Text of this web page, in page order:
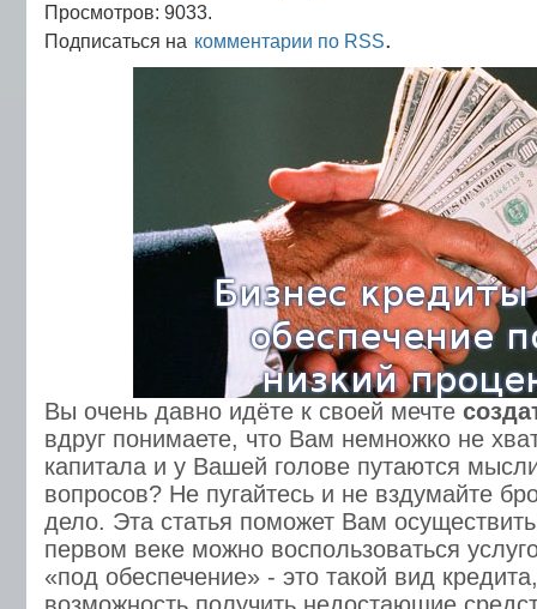
Просмотров: 9033.
Подписаться на комментарии по RSS.
Вы очень давно идёте к своей мечте
вдруг понимаете, что Вам немножко не
капитала и у Вашей голове путаются
вопросов? Не пугайтесь и не вздумайте
дело. Эта статья поможет Вам
первом веке можно воспользоваться
«под обеспечение» - это такой вид